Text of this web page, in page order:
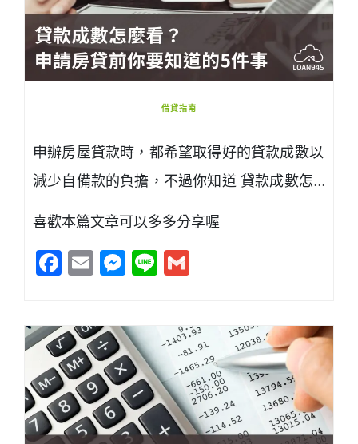
借貸指南
申辦房屋貸款時，都希望取得好的貸款成數以
減少自備款的負擔，不過你知道 貸款成數怎…
喜歡本篇文章可以多多分享喔
Facebook
EmailMessenger
Line